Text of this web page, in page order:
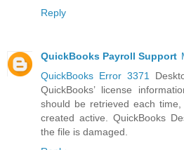
Reply
QuickBooks Payroll Support
QuickBooks Error 3371
QuickBooks’ license
should be retrieved each
created active. QuickBooks
the file is damaged.